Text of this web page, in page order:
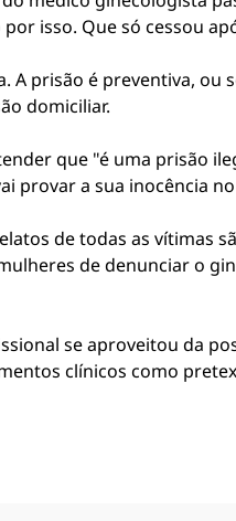
isso. Que só cessou
A prisão é preventiva,
domiciliar.
que "é uma prisão
provar a sua inocência
de todas as
de denunciar o
se aproveitou da
clínicos como